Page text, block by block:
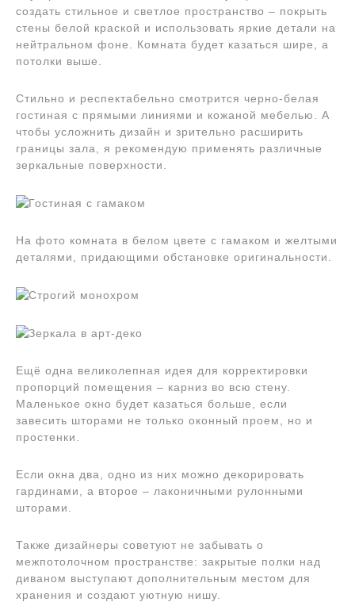
создать стильное и светлое пространство – покрыть
стены белой краской и использовать яркие детали на
нейтральном фоне. Комната будет казаться шире, а
потолки выше.
Стильно и респектабельно смотрится черно-белая
гостиная с прямыми линиями и кожаной мебелью. А
чтобы усложнить дизайн и зрительно расширить
границы зала, я рекомендую применять различные
зеркальные поверхности.
На фото комната в белом цвете с гамаком и желтыми
деталями, придающими обстановке оригинальности.
Ещё одна великолепная идея для корректировки
пропорций помещения – карниз во всю стену.
Маленькое окно будет казаться больше, если
завесить шторами не только оконный проем, но и
простенки.
Если окна два, одно из них можно декорировать
гардинами, а второе – лаконичными рулонными
шторами.
Также дизайнеры советуют не забывать о
межпотолочном пространстве: закрытые полки над
диваном выступают дополнительным местом для
хранения и создают уютную нишу.